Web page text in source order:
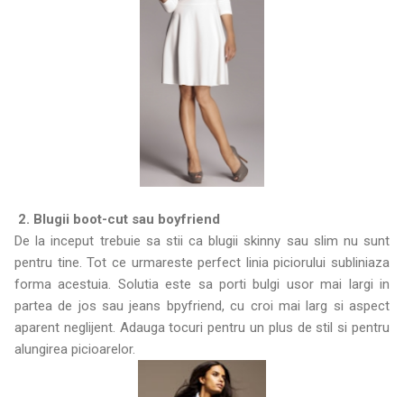
2. Blugii boot-cut sau boyfriend
De la inceput trebuie sa stii ca blugii skinny sau slim nu sunt
pentru tine. Tot ce urmareste perfect linia piciorului subliniaza
forma acestuia. Solutia este sa porti bulgi usor mai largi in
partea de jos sau jeans bpyfriend, cu croi mai larg si aspect
aparent neglijent. Adauga tocuri pentru un plus de stil si pentru
alungirea picioarelor.